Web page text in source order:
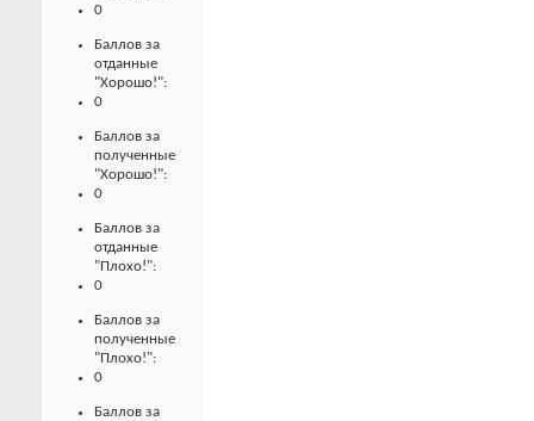
0
Баллов за
отданные
"Хорошо!":
0
Баллов за
полученные
"Хорошо!":
0
Баллов за
отданные
"Плохо!":
0
Баллов за
полученные
"Плохо!":
0
Баллов за